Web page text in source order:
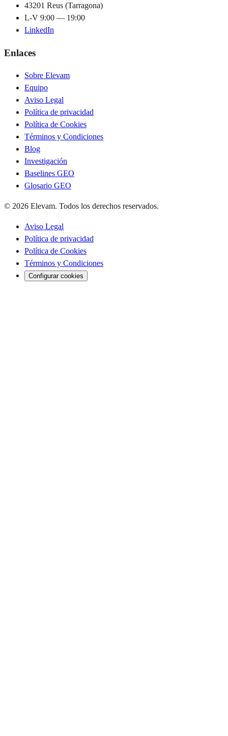
43201 Reus (Tarragona)
L-V 9:00 — 19:00
LinkedIn
Enlaces
Sobre Elevam
Equipo
Aviso Legal
Política de privacidad
Política de Cookies
Términos y Condiciones
Blog
Investigación
Baselines GEO
Glosario GEO
© 2026 Elevam. Todos los derechos reservados.
Aviso Legal
Política de privacidad
Política de Cookies
Términos y Condiciones
Configurar cookies